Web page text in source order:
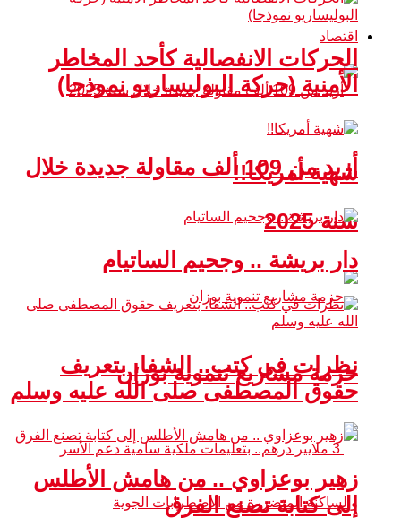
اقتصاد
أزيد من 109 ألف مقاولة جديدة خلال
سنة 2025
حزمة مشاريع تنموية بوزان
الحركات الانفصالية كأحد المخاطر
الأمنية (حركة البوليساريو نموذجا)
شهية أمريكا!!
دار بريشة .. وجحيم الساتيام
نظرات في كتب.. الشفا، بتعريف
حقوق المصطفى صلى الله عليه وسلم
زهير بوعزاوي .. من هامش الأطلس
إلى كتابة تصنع الفرق